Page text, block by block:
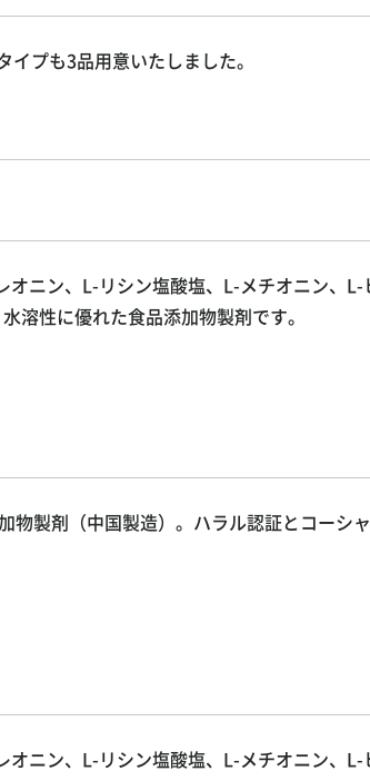
イプも3品用意いたしました。
ニン、L-リシン塩酸塩、L-メチオニン、L-
溶性に優れた食品添加物製剤です。
物製剤（中国製造）。ハラル認証とコーシ
ニン、L-リシン塩酸塩、L-メチオニン、L-